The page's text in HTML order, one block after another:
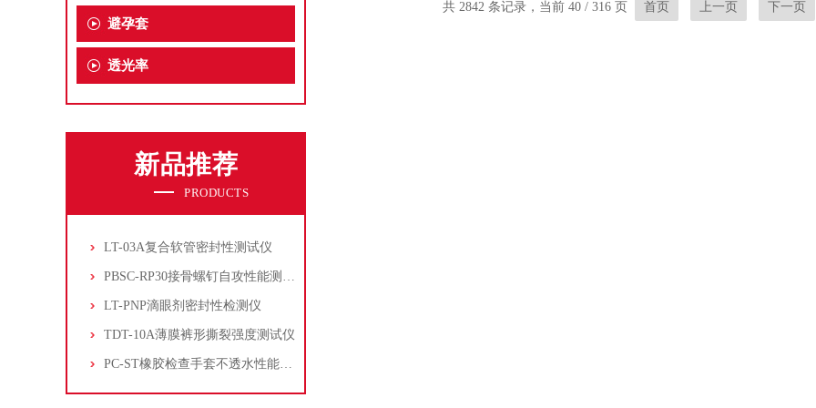
避孕套
透光率
新品推荐
PRODUCTS
LT-03A复合软管密封性测试仪
PBSC-RP30接骨螺钉自攻性能测试‌仪
LT-PNP滴眼剂密封性检测仪
TDT-10A薄膜裤形撕裂强度测试仪
PC-ST橡胶检查手套不透水性能测试仪
共 2842 条记录，当前 40 / 316 页 首页 上一页 下一页